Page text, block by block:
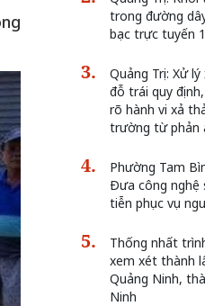
trong đường
bạc trực tuyến
Quảng Trị: Xử
đỗ trái quy
rõ hành vi xả
trường từ phản
Phường Tam
Đưa công nghệ
tiễn phục vụ
Thống nhất
xem xét thành
Quảng Ninh,
Ninh